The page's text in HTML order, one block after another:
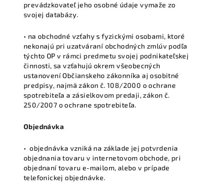
prevádzkovateľ jeho osobné údaje vymaže zo
svojej databázy.
• na obchodné vzťahy s fyzickými osobami, ktoré
nekonajú pri uzatváraní obchodných zmlúv podľa
týchto OP v rámci predmetu svojej podnikateľskej
činnosti, sa vzťahujú okrem všeobecných
ustanovení Občianskeho zákonníka aj osobitné
predpisy, najmä zákon č. 108/2000 o ochrane
spotrebiteľa a zásielkovom predaji, zákon č.
250/2007 o ochrane spotrebiteľa.
Objednávka
• objednávka vzniká na základe jej potvrdenia
objednania tovaru v internetovom obchode, pri
objednaní tovaru e-mailom, alebo v prípade
telefonickej objednávke.